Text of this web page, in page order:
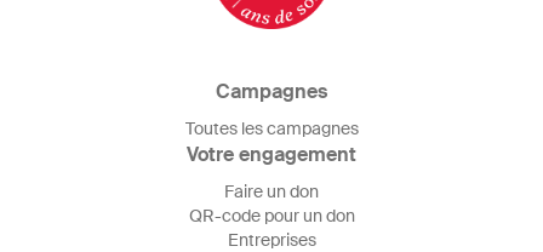
Campagnes
Toutes les campagnes
Votre engagement
Faire un don
QR-code pour un don
Entreprises